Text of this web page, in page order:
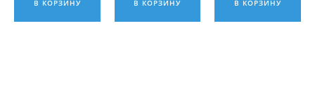
В КОРЗИНУ В КОРЗИНУ В КОРЗИНУ